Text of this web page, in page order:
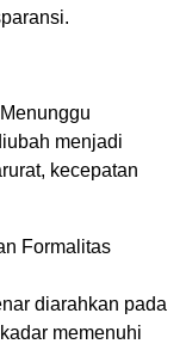
menjadi
kecepatan
Formalitas
diarahkan pada
memenuhi